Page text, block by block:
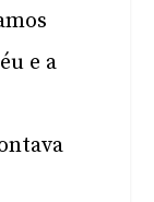
e a